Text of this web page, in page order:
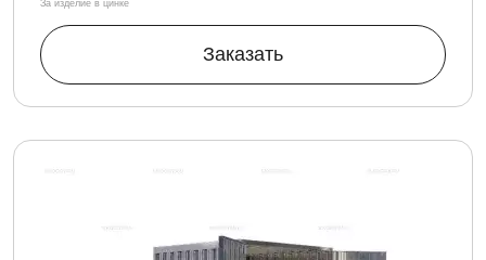
За изделие в цинке
Заказать